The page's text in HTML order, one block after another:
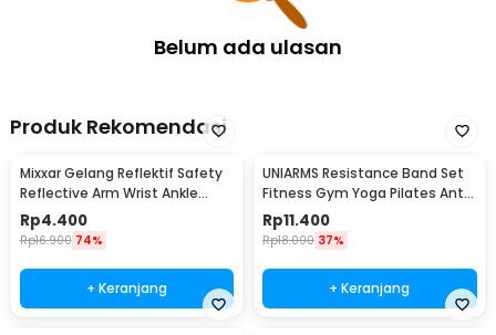
Belum ada ulasan
Produk Rekomendasi
Mixxar Gelang Reflektif Safety
Reflective Arm Wrist Ankle
Band 1 PCS - 2974
Rp4.400
Rp16.900 74%
+ Keranjang
UNIARMS Resistance Band Set
Fitness Gym Yoga Pilates Anti
Slip Nilon - PR6
Rp11.400
Rp18.000 37%
+ Keranjang